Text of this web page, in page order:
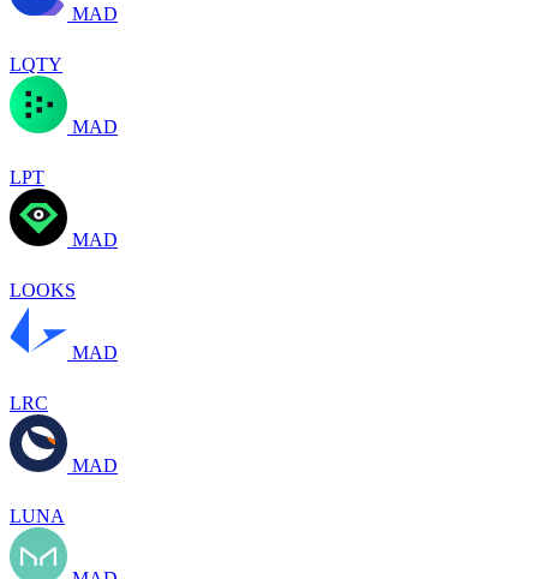
MAD
LQTY
MAD
LPT
MAD
LOOKS
MAD
LRC
MAD
LUNA